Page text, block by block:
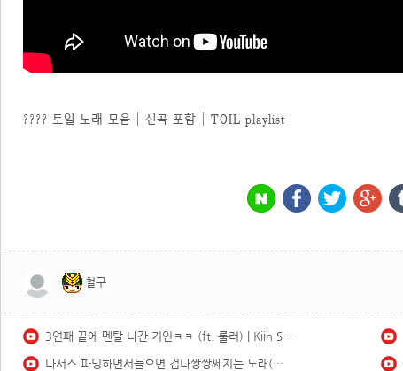
???? 토일 노래 모음 | 신곡 포함 | TOIL playlist
철구
3연패 끝에 멘탈 나간 기인ㅋㅋ (ft. 룰러) | Kiin Stream Highlights
나서스 파밍하면서들으면 겁나짱짱쎄지는 노래(스택1000)듣기좋은 브금